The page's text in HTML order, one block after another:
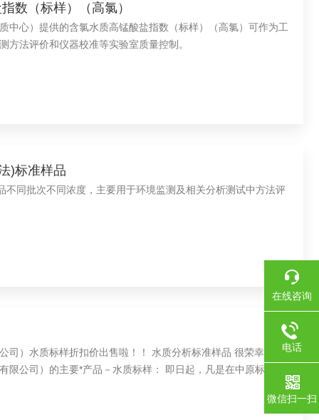
数（标样）（高氯）
中心）提供的含氯水质高锰酸盐指数（标样）（高氯）可作为工
方法评价和仪器校准等实验室质量控制。
)标准样品
同批次不同浓度，主要用于环境监测及相关分析测试中方法评
价出售啦！！ 水质分析标准样品 很荣幸为您
限公司）的主要*产品－水质标样： 即日起，凡是在中原标准物
在线咨询
电话
微信扫一扫